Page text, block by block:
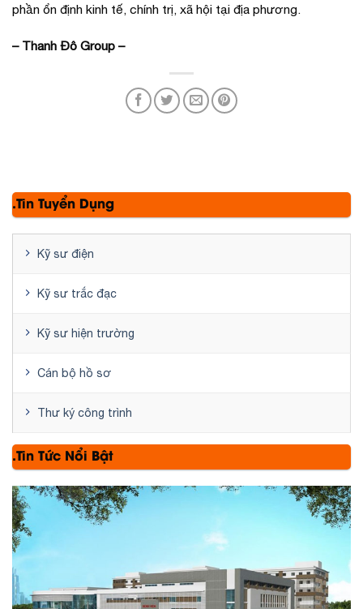
phần ổn định kinh tế, chính trị, xã hội tại địa phương.
– Thanh Đô Group –
.Tin Tuyển Dụng
Kỹ sư điện
Kỹ sư trắc đạc
Kỹ sư hiện trường
Cán bộ hồ sơ
Thư ký công trình
.Tin Tức Nổi Bật